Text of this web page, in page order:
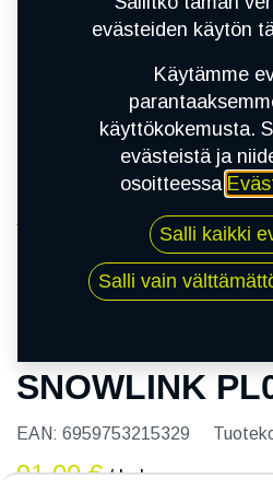
215/50R17 95R
SNOWLINK
EAN: 6959753215329
91,00€
evästeiden käytön
Käytämme
käyttökokemusta.
evästeistä ja
osoitteessa
Salli kaikki
Salli vain